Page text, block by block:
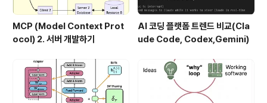
MCP (Model Context Prot
ocol) 2. 서버 개발하기
AI 코딩 플랫폼 트렌드 비교(Cla
ude Code, Codex,Gemini)